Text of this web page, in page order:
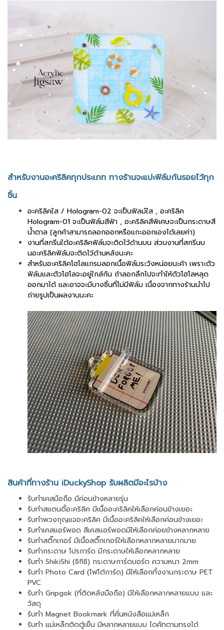
สำหรับงานอะคริลิคทุกประเภท ทางร้านจะแปะฟิล์มกันรอยไว้ทุก
ชิ้น
อะคริลิคใส / Hologram-02 จะเป็นฟิลม์ใส , อะคริลิค
Hologram-01 จะเป็นฟิล์มสีฟ้า , อะคริลิคสีพิเศษจะเป็นกระดาษสี
น้ำตาล (ลูกค้าสามารถลอกออกหรือแกะออกเองได้เลยค่า)
งานที่สกรีนใต้อะคริลิคฟิล์มจะติดไว้ด้านบน ส่วนงานที่สกรีนบ
นอะคริลิคฟิล์มจะติดไว้ด้านหลังนะคะ
สำหรับอะคริลิคโฮโลแกรมลอกเนื้อฟิล์มระวังหน่อยนะค้า เพราะตัว
ฟิล์มและตัวโฮโลจะอยู่ใกล้กัน ถ้าลอกลึกไปจะทำให้ตัวโฮโลหลุด
ออกมาได้ และอาจจะมีบางชิ้นที่ไม่มีฟิล์ม เนื่องจากทางร้านนำไป
ถ่ายรูปเป็นผลงานนะคะ
สินค้าที่ทางร้าน iDuckyShop รับผลิตมีอะไรบ้าง
รับทำเคสมือถือ มีค่อนข้างหลายรุ่น
รับทำสแตนดี้อะคริลิค มีเนื้ออะคริลิคให้เลือกค่อนข้างเยอะ
รับทำพวงกุญแจอะคริลิค มีเนื้ออะคริลิคให้เลือกค่อนข้างเยอะ
รับทำเคสแอร์พอด สีเคสแอร์พอดมีให้เลือกค่อยข้างหลากหลาย
รับทำสติ๊กเกอร์ มีเนื้อสติ๊กเกอร์ให้เลือกหลากหลายมากมาย
รับทำกระดาษ โปรการ์ด มีกระดาษให้เลือกหลากหลาย
รับทำ ShikiShi (ชิกิชิ) กระดาษการ์ดบอร์ด ความหนา 2mm
รับทำ Photo Card (โฟโต้การ์ด) มีให้เลือกทั้งงานกระดาษ PET
PVC
รับทำ Gripgok (ที่ติดหลังมือถือ) มีให้เลือกหลากหลายแบบ และ
วัสดุ
รับทำ Magnet Bookmark ที่คั่นหนังสือแม่เหล็ก
รับทำ แม่เหล็กติดตู้เย็น มีหลากหลายแบบ ไดคัทตามทรงได้